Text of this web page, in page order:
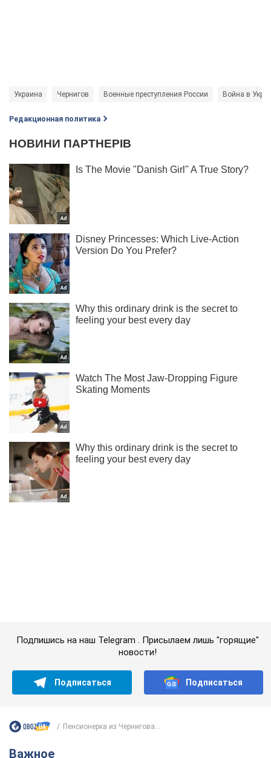
Украина Чернигов Военные преступления России Война в
Редакционная политика
Важное